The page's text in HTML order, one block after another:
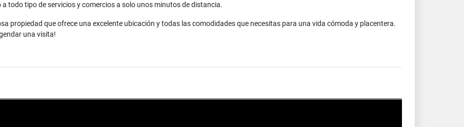
todo tipo de servicios y comercios a solo unos minutos de distancia.
propiedad que ofrece una excelente ubicación y todas las comodidades que necesitas para una vida cómoda y placentera.
una visita!